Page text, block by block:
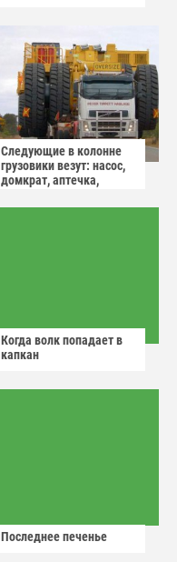
Следующие в колонне
грузовики везут: насос,
домкрат, аптечка,
Когда волк попадает в
капкан
Последнее печенье